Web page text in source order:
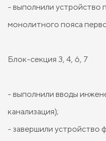
- выполнили устройство
монолитного пояса
Блок-секция 3, 4, 6, 7
- выполнили вводы
канализация);
- завершили устройство